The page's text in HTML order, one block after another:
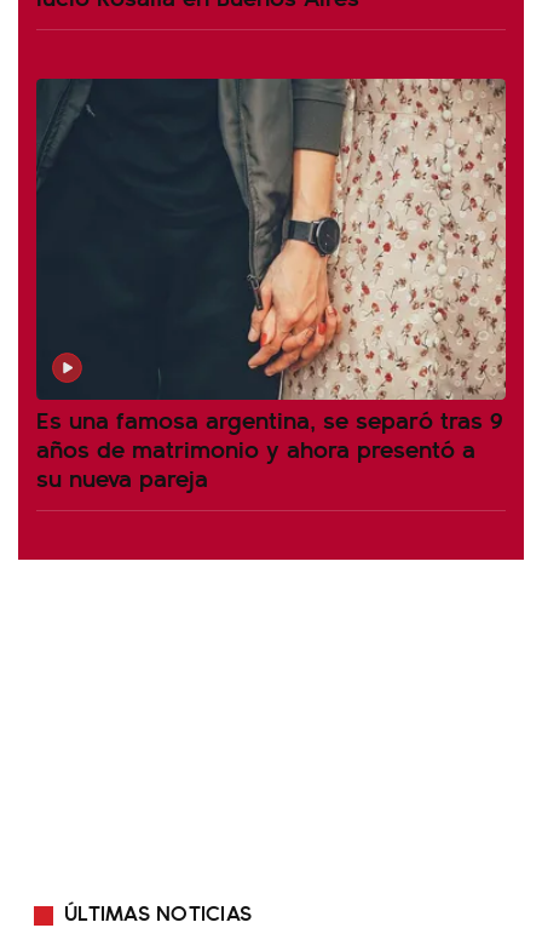
Es una famosa argentina, se separó tras 9
años de matrimonio y ahora presentó a
su nueva pareja
ÚLTIMAS NOTICIAS